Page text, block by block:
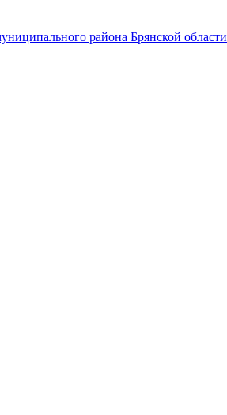
района Брянской области